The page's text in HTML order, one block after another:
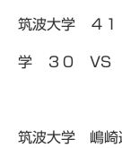
筑波大学 ４
学 ３０ VS
筑波大学 嶋崎